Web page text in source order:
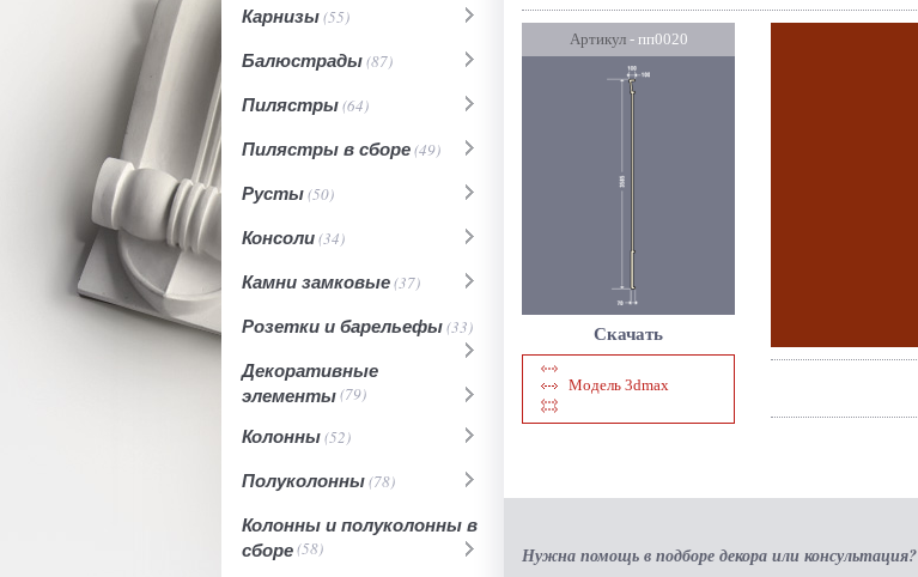
Карнизы(55)
Балюстрады(87)
Пилястры(64)
Пилястры в сборе(49)
Русты(50)
Консоли(34)
Камни замковые(37)
Розетки и барельефы(33)
Декоративные
элементы(79)
Колонны(52)
Полуколонны(78)
Колонны и полуколонны в
сборе(58)
Артикул- пп0020
Скачать
Модель 3dmax
Нужна помощь в подборе декора или консультация?